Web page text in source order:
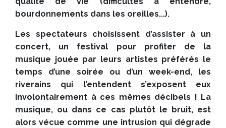
bourdonnements dans les oreilles...).
Les spectateurs choisissent d’assister à un
concert, un festival pour profiter de la
musique jouée par leurs artistes préférés le
temps d’une soirée ou d’un week-end, les
riverains qui l’entendent s’exposent eux
involontairement à ces mêmes décibels ! La
musique, ou dans ce cas plutôt le bruit, est
alors vécue comme une intrusion qui dégrade